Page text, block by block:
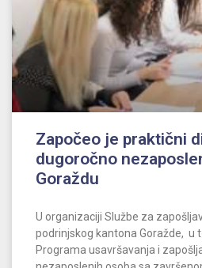
Započeo je praktični
dugoročno
Goraždu
U organizaciji Službe za
podrinjskog kantona Goražde, u
Programa usavršavanja i